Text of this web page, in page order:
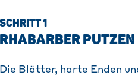
SCHRITT 1
RHABARBER PUTZEN
Die Blätter, harte Enden